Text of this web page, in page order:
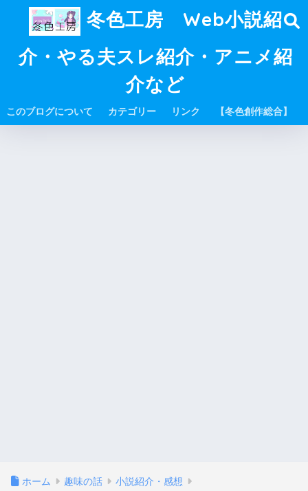
冬色工房 Web小説紹
介・やる夫スレ紹介・アニメ紹
介など
このブログについて カテゴリー リンク 【冬色創作総合】
ホーム 趣味の話 小説紹介・感想